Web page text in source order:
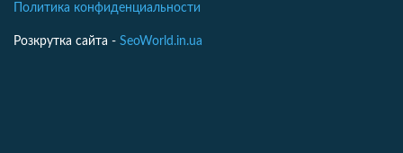
Политика конфиденциальности
Розкрутка сайта - SeoWorld.in.ua